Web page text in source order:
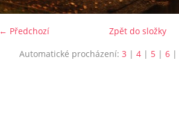
← Předchozí
Zpět do složky
Automatické procházení: 3 | 4| 5| 6|